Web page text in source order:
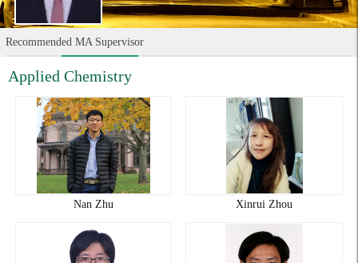
Recommended MA Supervisor
Applied Chemistry
Nan Zhu Xinrui Zhou